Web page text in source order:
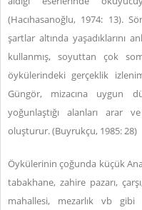
(Hacıhasanoğlu, 1974: 13).
şartlar altında yaşadıklarını
kullanmış, soyuttan çok
öykülerindeki gerçeklik
Güngör, mizacına uygun
yoğunlaştığı alanları arar
oluşturur. (Buyrukçu, 1985: 28)
Öykülerinin çoğunda küçük
tabakhane, zahire pazarı,
mahallesi, mezarlık vb